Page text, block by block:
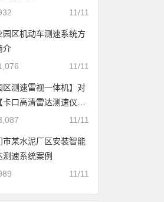
11/11
园区机动车测速系统方
介
11/11
区测速雷视一体机】对
卡口高清雷达测速仪】
何选择？
11/11
市某水泥厂区安装智能
测速系统案例
11/11